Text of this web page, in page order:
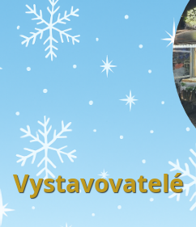
Vystavovatelé